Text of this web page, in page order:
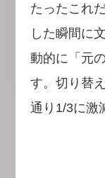
たったこれ
した瞬間に
動的に「元
す。切り替
通り1/3に激